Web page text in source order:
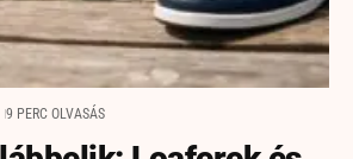
9 PERC OLVASÁS